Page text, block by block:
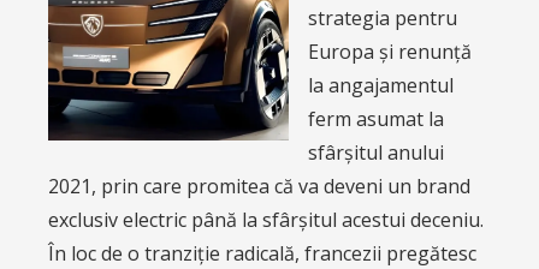
strategia pentru
Europa și renunță
la angajamentul
ferm asumat la
sfârșitul anului
2021, prin care promitea că va deveni un brand
exclusiv electric până la sfârșitul acestui deceniu.
În loc de o tranziție radicală, francezii pregătesc